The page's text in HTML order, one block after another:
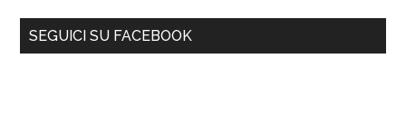
SEGUICI SU FACEBOOK